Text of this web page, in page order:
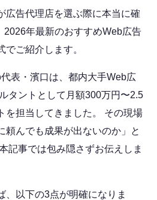
広告代理店を選ぶ際に本当に確
2026年最新のおすすめWeb広告
ご紹介します。
表・濱口は、都内大手Web広
タントとして月額300万円〜2.5
を担当してきました。 その現場
頼んでも成果が出ないのか」と
記事では包み隠さずお伝えしま
、以下の3点が明確になりま